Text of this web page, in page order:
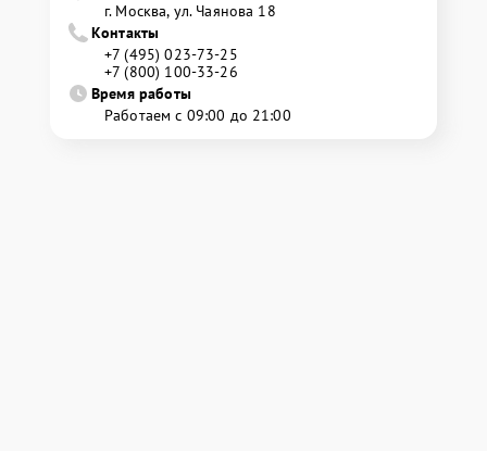
г. Москва, ул. Чаянова 18
Контакты
+7 (495) 023-73-25
+7 (800) 100-33-26
Время работы
Работаем с 09:00 до 21:00